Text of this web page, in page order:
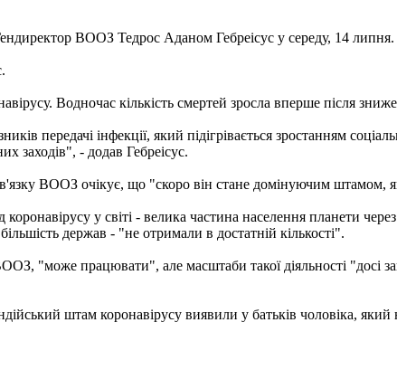
ВООЗ Тедрос Аданом Гебреісус у середу, 14 липня.
Водночас кількість смертей зросла вперше після
передачі інфекції, який підігрівається зростанням
заходів", - додав Гебреісус.
ВООЗ очікує, що "скоро він стане домінуючим
у світі - велика частина населення планети
держав - "не отримали в достатній кількості".
"може працювати", але масштаби такої діяльності "досі
штам коронавірусу виявили у батьків чоловіка,